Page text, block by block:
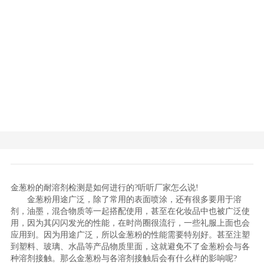
金葱粉的耐溶剂检测是如何进行的?听听厂家怎么说!
金葱粉用途广泛，除了常用的表面喷涂，还有很多要用于溶
剂，油墨，混合物质等一起搭配使用，甚至在化妆品中也被广泛使
用，因为其闪闪发光的性能，在时尚圈很流行，一些礼服上面也会
应用到。因为用途广泛，所以金葱粉的性能需要特别好。甚至注塑
到塑料、玻璃、水晶等产品物质里面，这就避免不了金葱粉会与各
种溶剂接触。那么金葱粉与各溶剂接触后会有什么样的影响呢?